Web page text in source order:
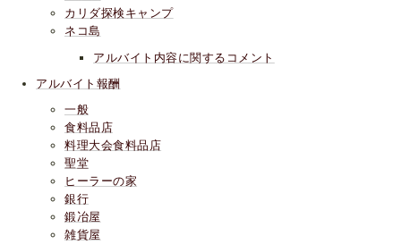
カリダ探検キャンプ
ネコ島
アルバイト内容に関するコメント
アルバイト報酬
一般
食料品店
料理大会食料品店
聖堂
ヒーラーの家
銀行
鍛冶屋
雑貨屋